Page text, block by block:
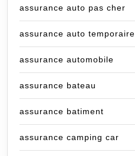
assurance auto pas cher
assurance auto temporaire
assurance automobile
assurance bateau
assurance batiment
assurance camping car